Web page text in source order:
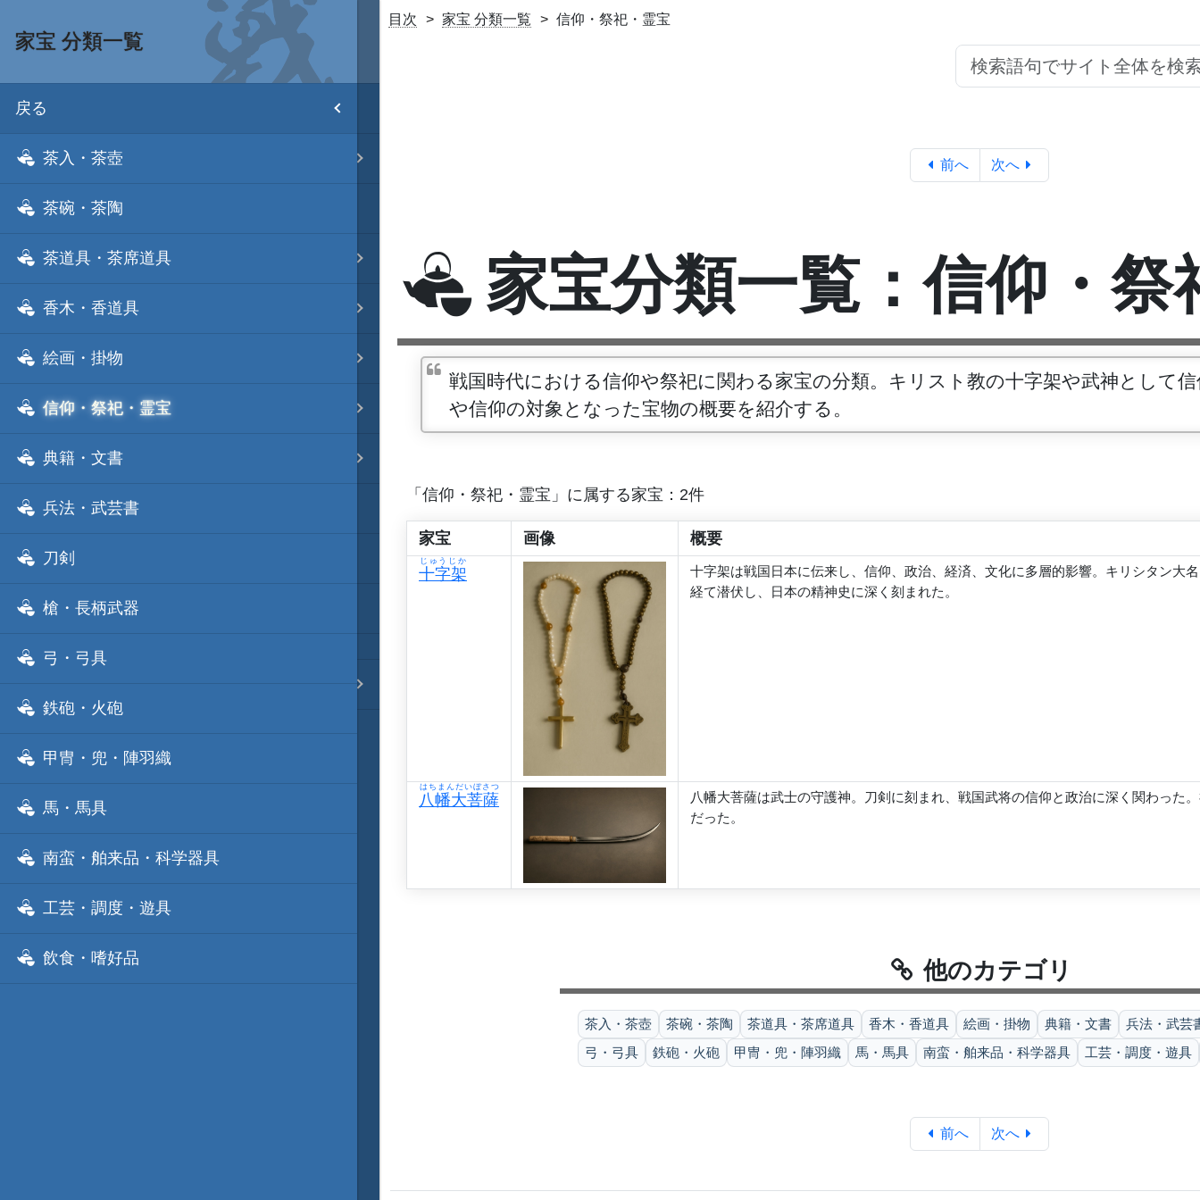
目次
武将 読み一覧
姫 読み一覧
家宝 分類一覧
家宝 分類一覧
戻る
茶入・茶壺
茶碗・茶陶
茶道具・茶席道具
香木・香道具
絵画・掛物
信仰・祭祀・霊宝
典籍・文書
兵法・武芸書
刀剣
槍・長柄武器
弓・弓具
鉄砲・火砲
甲冑・兜・陣羽織
馬・馬具
南蛮・舶来品・科学器具
工芸・調度・遊具
飲食・嗜好品
城 地域分類
合戦 地域分類
事変 地域分類
逸話 分類一覧
戦国ニュース
寺社・城・庭園ニュース
信長の野望ニュース
目次 家宝 分類一覧 信仰・祭祀・霊宝
前へ 次へ
家宝分類一覧：信仰・祭
戦国時代における信仰や祭祀に関わる家宝の分類。キリスト教の十字架や武神として
や信仰の対象となった宝物の概要を紹介する。
「信仰・祭祀・霊宝」に属する家宝：2件
家宝 画像
概要
十字架
じゅうじか
十字架は戦国日本に伝来し、信仰、政治、経済、文化に多層的影響。キリシタン大
経て潜伏し、日本の精神史に深く刻まれた。
八幡大菩薩
はちまんだいぼさつ
八幡大菩薩は武士の守護神。刀剣に刻まれ、戦国武将の信仰と政治に深く関わった
だった。
他のカテゴリ
茶入・茶壺 茶碗・茶陶 茶道具・茶席道具 香木・香道具 絵画・掛物 典籍・文書
兵法・武芸
弓・弓具
鉄砲・火砲 甲冑・兜・陣羽織 馬・馬具 南蛮・舶来品・科学器具 工芸・調度・遊具
前へ 次へ